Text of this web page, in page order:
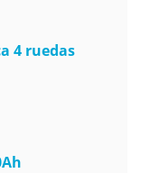
4 ruedas